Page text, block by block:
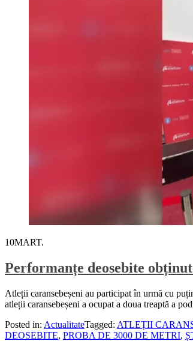
10MART.
Performanțe deosebite
Atleții caransebeșeni au participat în urmă cu
atleții caransebeșeni a ocupat a doua treaptă a
Posted in: ActualitateTagged: ATLEȚII
DEOSEBITE, PROBA DE 3000 DE METRI,